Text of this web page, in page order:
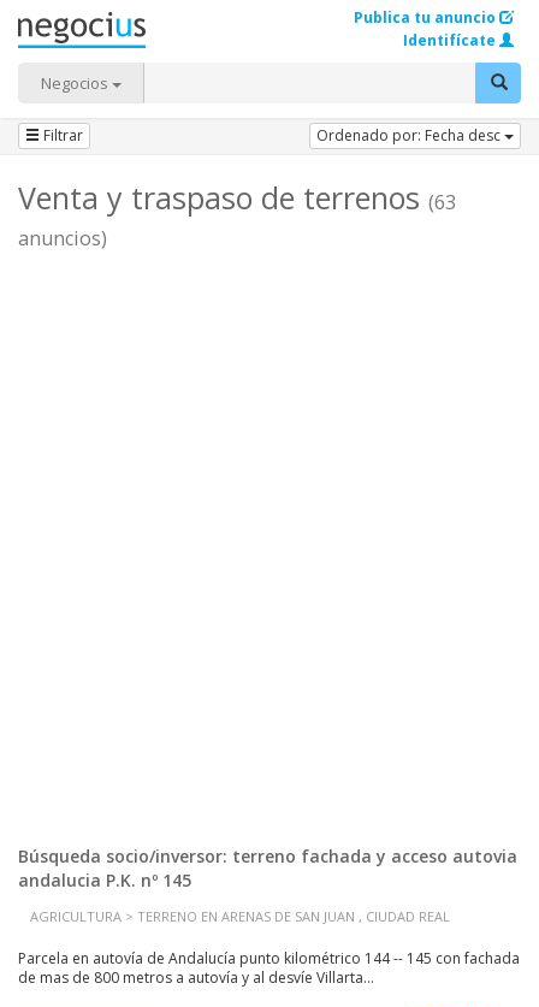
Negocios
Publica tu anuncio
Identifícate
Filtrar Ordenado por: Fecha desc
Venta y traspaso de terrenos (63
anuncios)
Búsqueda socio/inversor: terreno fachada y acceso autovia
andalucia P.K. nº 145
AGRICULTURA > TERRENO EN ARENAS DE SAN JUAN , CIUDAD REAL
Parcela en autovía de Andalucía punto kilométrico 144 -- 145 con fachada
de mas de 800 metros a autovía y al desvíe Villarta...